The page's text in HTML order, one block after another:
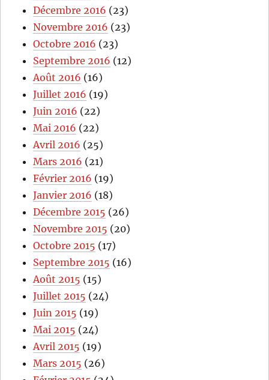
Décembre 2016 (23)
Novembre 2016 (23)
Octobre 2016 (23)
Septembre 2016 (12)
Août 2016 (16)
Juillet 2016 (19)
Juin 2016 (22)
Mai 2016 (22)
Avril 2016 (25)
Mars 2016 (21)
Février 2016 (19)
Janvier 2016 (18)
Décembre 2015 (26)
Novembre 2015 (20)
Octobre 2015 (17)
Septembre 2015 (16)
Août 2015 (15)
Juillet 2015 (24)
Juin 2015 (19)
Mai 2015 (24)
Avril 2015 (19)
Mars 2015 (26)